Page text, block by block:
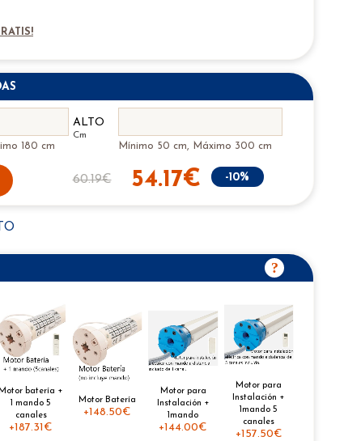
180 cm
ALTO
Cm
Mínimo 50 cm, Máximo 300 cm
60.19€ 54.17€ -10%
batería +
1 mando 5
canales
+187.31€
Motor Batería
+148.50€
Motor para
Instalación +
1mando
+144.00€
Motor para
Instalación +
1mando 5
canales
+157.50€